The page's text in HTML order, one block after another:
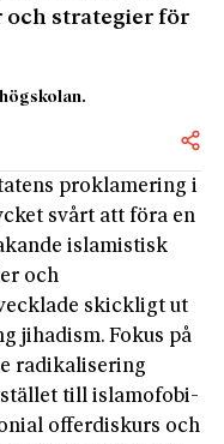
och strategier för
proklamering i
svårt att föra en
islamistisk
och
skickligt ut
jihadism. Fokus på
radikalisering
till islamofobi-
offerdiskurs och